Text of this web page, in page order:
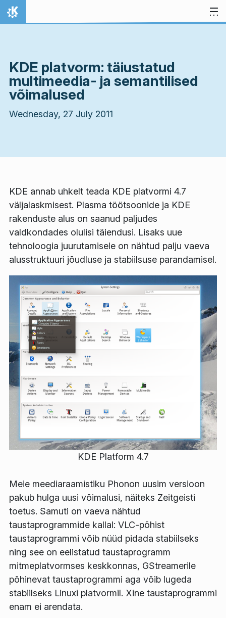
Skip to content
Home
KDE platvorm: täiustatud
multimeedia- ja semantilised
võimalused
Wednesday, 27 July 2011
KDE annab uhkelt teada KDE platvormi 4.7
väljalaskmisest. Plasma töötsoonide ja KDE
rakenduste alus on saanud paljudes
valdkondades olulisi täiendusi. Lisaks uue
tehnoloogia juurutamisele on nähtud palju vaeva
alusstruktuuri jõudluse ja stabiilsuse parandamisel.
KDE Platform 4.7
Meie meediaraamistiku Phonon uusim versioon
pakub hulga uusi võimalusi, näiteks Zeitgeisti
toetus. Samuti on vaeva nähtud
taustaprogrammide kallal: VLC-põhist
taustaprogrammi võib nüüd pidada stabiilseks
ning see on eelistatud taustaprogramm
mitmeplatvormses keskkonnas, GStreamerile
põhinevat taustaprogrammi aga võib lugeda
stabiilseks Linuxi platvormil. Xine taustaprogrammi
enam ei arendata.